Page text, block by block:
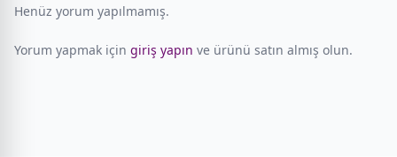
Henüz yorum yapılmamış.
Yorum yapmak için giriş yapın ve ürünü satın almış olun.